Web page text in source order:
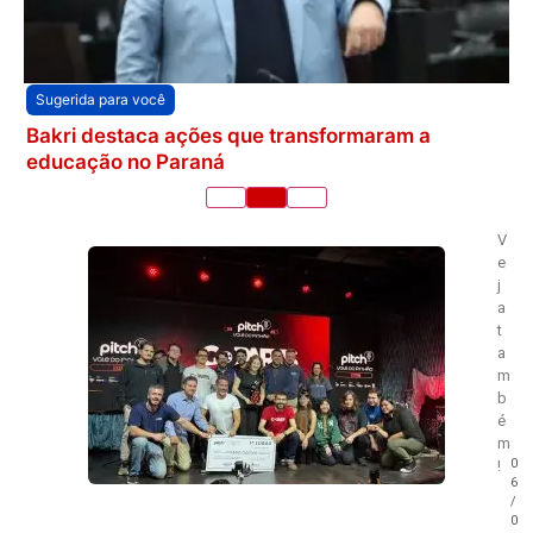
Sugerida para você
Bakri destaca ações que transformaram a
educação no Paraná
V
e
j
a
t
a
m
b
é
m
!
0
6
/
0